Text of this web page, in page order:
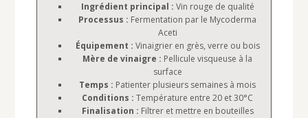
Ingrédient principal : Vin rouge de qualité
Processus : Fermentation par le Mycoderma
Aceti
Équipement : Vinaigrier en grès, verre ou bois
Mère de vinaigre : Pellicule visqueuse à la
surface
Temps : Patienter plusieurs semaines à mois
Conditions : Température entre 20 et 30°C
Finalisation : Filtrer et mettre en bouteilles